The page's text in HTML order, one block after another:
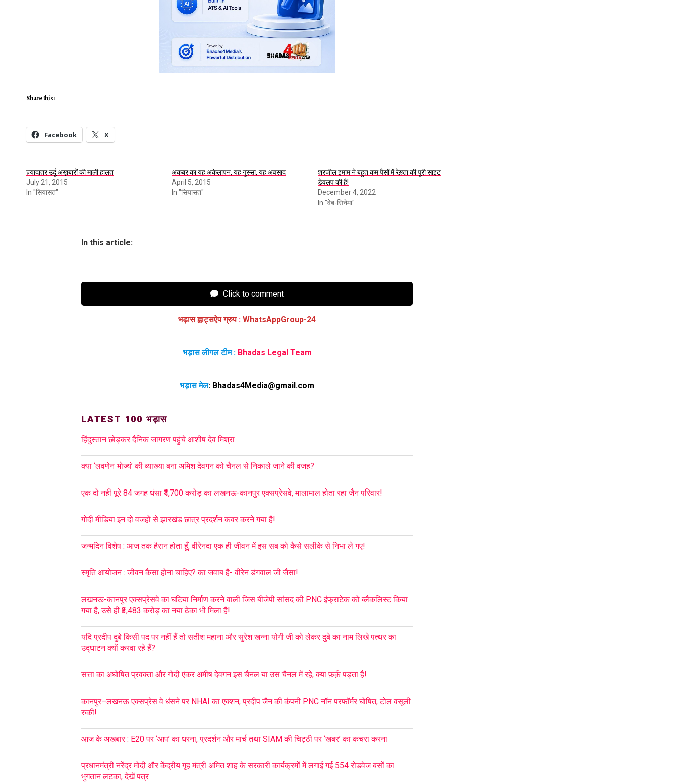
Share this:
Facebook X
ज़्यादातर उर्दू अख़बारों की माली हालत
July 21, 2015
In "सियासत"
अकबर का यह अकेलापन, यह गुस्सा, यह अवसाद
April 5, 2015
In "सियासत"
शरजील इमाम ने बहुत कम पैसों में रेख़्ता की पूरी साइट
डेवलप की है!
December 4, 2022
In "वेब-सिनेमा"
In this article:
Click to comment
भड़ास ह्वाट्सऐप ग्रुप : WhatsAppGroup-24
भड़ास लीगल टीम : Bhadas Legal Team
भड़ास मेल: Bhadas4Media@gmail.com
LATEST 100 भड़ास
हिंदुस्तान छोड़कर दैनिक जागरण पहुंचे आशीष देव मिश्रा
क्या ‘लवणेन भोज्यं’ की व्याख्या बना अमिश देवगन को चैनल से निकाले जाने की वजह?
एक दो नहीं पूरे 84 जगह धंसा ₹4,700 करोड़ का लखनऊ-कानपुर एक्सप्रेसवे, मालामाल होता रहा जैन परिवार!
गोदी मीडिया इन दो वजहों से झारखंड छात्र प्रदर्शन कवर करने गया है!
जन्मदिन विशेष : आज तक हैरान होता हूँ, वीरेनदा एक ही जीवन में इस सब को कैसे सलीके से निभा ले गए!
स्मृति आयोजन : जीवन कैसा होना चाहिए? का जवाब है- वीरेन डंगवाल जी जैसा!
लखनऊ-कानपुर एक्सप्रेसवे का घटिया निर्माण करने वाली जिस बीजेपी सांसद की PNC इंफ्राटेक को ब्लैकलिस्ट किया
गया है, उसे ही ₹3,483 करोड़ का नया ठेका भी मिला है!
यदि प्रदीप दुबे किसी पद पर नहीं हैं तो सतीश महाना और सुरेश खन्ना योगी जी को लेकर दुबे का नाम लिखे पत्थर का
उद्घाटन क्यों करवा रहे हैं?
सत्ता का अघोषित प्रवक्ता और गोदी एंकर अमीष देवगन इस चैनल या उस चैनल में रहे, क्या फ़र्क़ पड़ता है!
कानपुर–लखनऊ एक्सप्रेस वे धंसने पर NHAI का एक्शन, प्रदीप जैन की कंपनी PNC नॉन परफॉर्मर घोषित, टोल वसूली
रुकी!
आज के अखबार : E20 पर ‘आप’ का धरना, प्रदर्शन और मार्च तथा SIAM की चिट्ठी पर ‘खबर’ का कचरा करना
प्रधानमंत्री नरेंद्र मोदी और केंद्रीय गृह मंत्री अमित शाह के सरकारी कार्यक्रमों में लगाई गई 554 रोडवेज बसों का
भुगतान लटका, देखें पत्र